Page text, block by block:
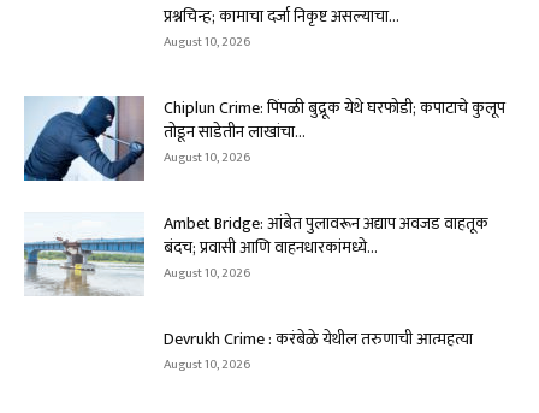
प्रश्नचिन्ह; कामाचा दर्जा निकृष्ट असल्याचा...
August 10, 2026
Chiplun Crime: पिंपळी बुद्रूक येथे घरफोडी; कपाटाचे कुलूप
तोडून साडेतीन लाखांचा...
August 10, 2026
Ambet Bridge: आंबेत पुलावरून अद्याप अवजड वाहतूक
बंदच; प्रवासी आणि वाहनधारकांमध्ये...
August 10, 2026
Devrukh Crime : करंबेळे येथील तरुणाची आत्महत्या
August 10, 2026